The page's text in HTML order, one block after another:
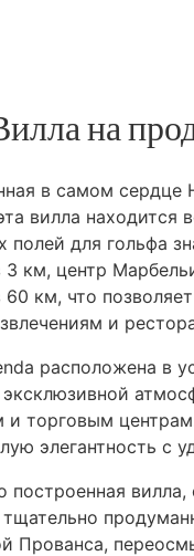
на
в самом сердце
вилла находится
полей для гольфа
3 км, центр
км, что
и
расположена в
эксклюзивной
и торговым
элегантность с
построенная
тщательно
Прованса,